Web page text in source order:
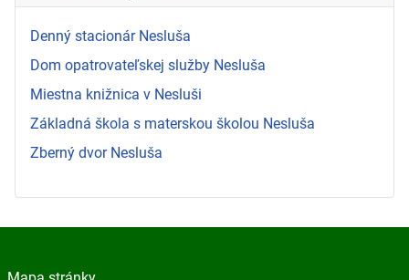
Denný stacionár Nesluša
Dom opatrovateľskej služby Nesluša
Miestna knižnica v Nesluši
Základná škola s materskou školou Nesluša
Zberný dvor Nesluša